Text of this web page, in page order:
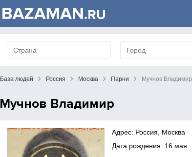
База людей Россия Москва Парни Мучнов Владимир
Мучнов Владимир
Адрес: Россия, Москва
Дата рождения: 16 мая